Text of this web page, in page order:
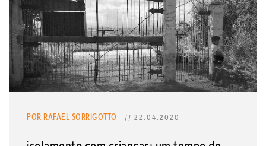
POR RAFAEL SORRIGOTTO // 22.04.2020